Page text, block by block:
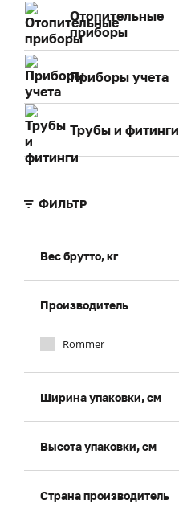
Отопительные
приборы
Приборы учета
Трубы и фитинги
ФИЛЬТР
Вес брутто, кг
Производитель
Rommer
Ширина упаковки, см
Высота упаковки, см
Страна производитель